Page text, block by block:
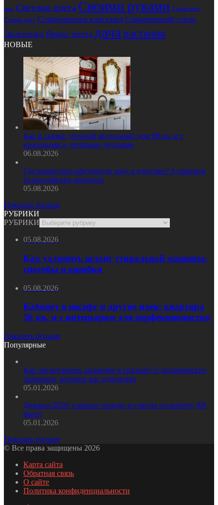
цвет Светлые цвета Своими руками Серый цвет
Синий цвет Современная классика Современный стиль
Эклектика Яркие цвета дача растения
НОВЫЕ
Как в сказке: уютный модульный дом 88 кв. м с
красивыми и уютными деталями
06.08.2026
Где разместить обеденную зону в однушке? 6 приемов
из российских проектов
05.08.2026
Показать больше
РУБРИКИ
РУБРИКИ
05.08.2026
Как удлинить шланг стиральной машины:
способы и ошибки
05.08.2026
Кабинет в шкафу и другие идеи: квартира
56 кв. м с интерьером для перфекционистов
Показать больше
Популярные
Как организовать хранение в спальне? 6 дизайнерских
примеров, которые вас вдохновят
05.01.2026
Диваны-2026: главные тренды и советы по выбору (68
фото)
05.01.2026
Показать больше
© Все права защищены 2026
Карта сайта
Обратная связь
О сайте
Политика конфиденциальности